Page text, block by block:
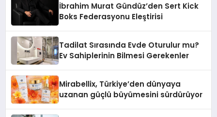
İbrahim Murat Gündüz’den Sert Kick
Boks Federasyonu Eleştirisi
Tadilat Sırasında Evde Oturulur mu?
Ev Sahiplerinin Bilmesi Gerekenler
Mirabellix, Türkiye’den dünyaya
uzanan güçlü büyümesini sürdürüyor